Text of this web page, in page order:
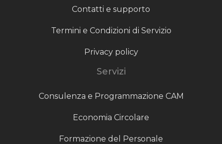
Contatti e supporto
Termini e Condizioni di Servizio
Privacy policy
Servizi
Consulenza e Programmazione CAM
Economia Circolare
Formazione del Personale